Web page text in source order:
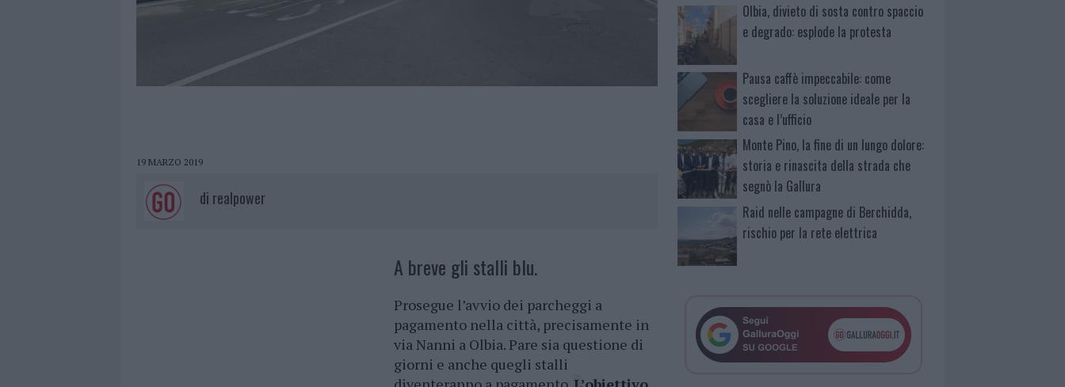
19 MARZO 2019
di realpower
A breve gli stalli blu.
Prosegue l’avvio dei parcheggi a
pagamento nella città, precisamente in
via Nanni a Olbia. Pare sia questione di
giorni e anche quegli stalli
Olbia, divieto di sosta contro spaccio
e degrado: esplode la protesta
Pausa caffè impeccabile: come
scegliere la soluzione ideale per la
casa e l’ufficio
Monte Pino, la fine di un lungo dolore:
storia e rinascita della strada che
segnò la Gallura
Raid nelle campagne di Berchidda,
rischio per la rete elettrica